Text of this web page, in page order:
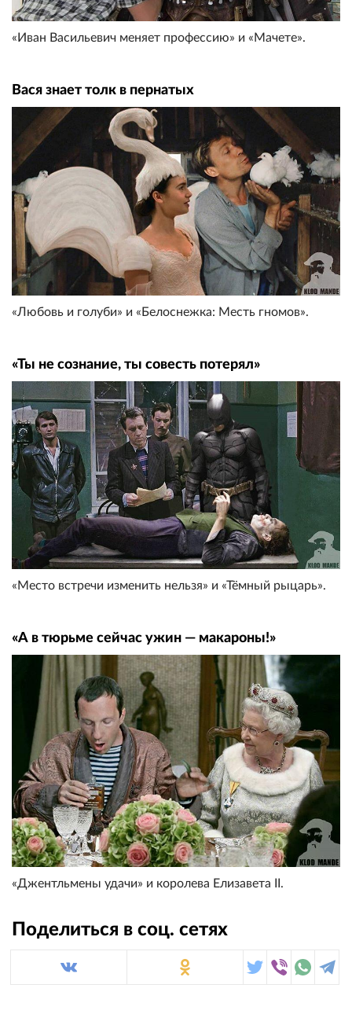
«Иван Васильевич меняет профессию» и «Мачете».
Вася знает толк в пернатых
«Любовь и голуби» и «Белоснежка: Месть гномов».
«Ты не сознание, ты совесть потерял»
«Место встречи изменить нельзя» и «Тёмный рыцарь».
«А в тюрьме сейчас ужин — макароны!»
«Джентльмены удачи» и королева Елизавета II.
Поделиться в соц. сетях